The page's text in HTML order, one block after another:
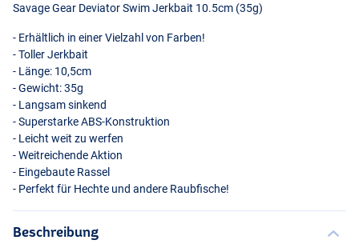
Savage Gear Deviator Swim Jerkbait 10.5cm (35g)
- Erhältlich in einer Vielzahl von Farben!
- Toller Jerkbait
- Länge: 10,5cm
- Gewicht: 35g
- Langsam sinkend
- SuperstarkeABS-Konstruktion
- Leicht weit zu werfen
- Weitreichende Aktion
- Eingebaute Rassel
- Perfekt für Hechte und andere Raubfische!
Beschreibung